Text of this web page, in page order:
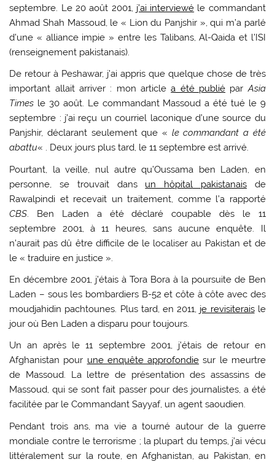
septembre. Le 20 août 2001, j’ai interviewé le commandant
Ahmad Shah Massoud, le « Lion du Panjshir », qui m’a parlé
d’une « alliance impie » entre les Talibans, Al-Qaida et l’ISI
(renseignement pakistanais).
De retour à Peshawar, j’ai appris que quelque chose de très
important allait arriver : mon articlea été publié parAsia
Times le 30 août. Le commandant Massoud a été tué le 9
septembre : j’ai reçu un courriel laconique d’une source du
Panjshir, déclarant seulement que « le commandant a été
abattu« . Deux jours plus tard, le 11 septembre est arrivé.
Pourtant, la veille, nul autre qu’Oussama ben Laden, en
personne, se trouvait dans un hôpital pakistanais de
Rawalpindi et recevait un traitement, comme l’a rapporté
CBS . Ben Laden a été déclaré coupable dès le 11
septembre 2001, à 11 heures, sans aucune enquête. Il
n’aurait pas dû être difficile de le localiser au Pakistan et de
le « traduire en justice ».
En décembre 2001, j’étais à Tora Bora à la poursuite de Ben
Laden – sous les bombardiers B-52 et côte à côte avec des
moudjahidin pachtounes. Plus tard, en 2011, je revisiteraisle
jour où Ben Laden a disparu pour toujours.
Un an après le 11 septembre 2001, j’étais de retour en
Afghanistan pour une enquête approfondie sur le meurtre
de Massoud. La lettre de présentation des assassins de
Massoud, qui se sont fait passer pour des journalistes, a été
facilitée par le Commandant Sayyaf, un agent saoudien.
Pendant trois ans, ma vie a tourné autour de la guerre
mondiale contre le terrorisme ; la plupart du temps, j’ai vécu
littéralement sur la route, en Afghanistan, au Pakistan, en